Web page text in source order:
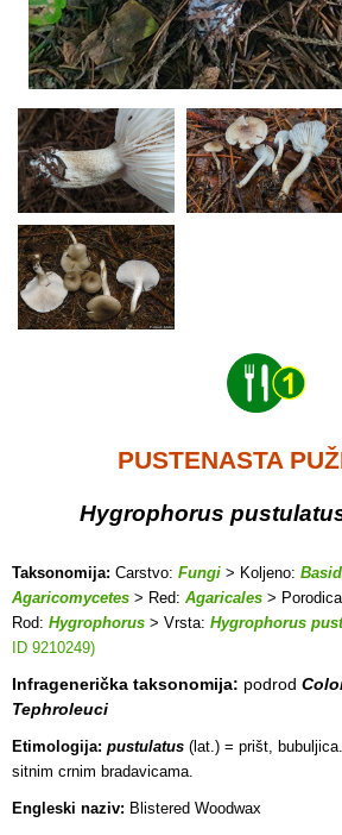
PUSTENASTA
Hygrophorus
Taksonomija: Carstvo: Fungi > Koljeno:
Agaricomycetes > Red: Agaricales >
Rod: Hygrophorus > Vrsta: Hygrophorus
ID 9210249)
Infragenerička taksonomija: podrod
Tephroleuci
Etimologija: pustulatus (lat.) = prišt,
sitnim crnim bradavicama.
Engleski naziv: Blistered Woodwax